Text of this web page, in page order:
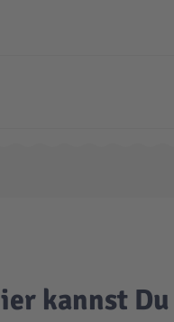
kannst